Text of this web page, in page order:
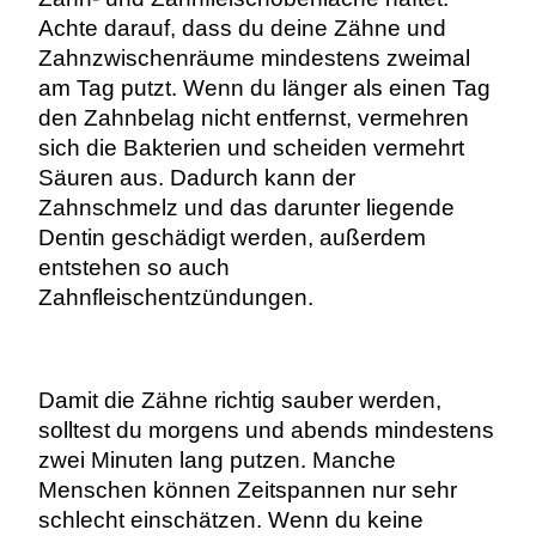
Achte darauf, dass du deine Zähne und
Zahnzwischenräume mindestens zweimal
am Tag putzt. Wenn du länger als einen Tag
den Zahnbelag nicht entfernst, vermehren
sich die Bakterien und scheiden vermehrt
Säuren aus. Dadurch kann der
Zahnschmelz und das darunter liegende
Dentin geschädigt werden, außerdem
entstehen so auch
Zahnfleischentzündungen.
Damit die Zähne richtig sauber werden,
solltest du morgens und abends mindestens
zwei Minuten lang putzen. Manche
Menschen können Zeitspannen nur sehr
schlecht einschätzen. Wenn du keine